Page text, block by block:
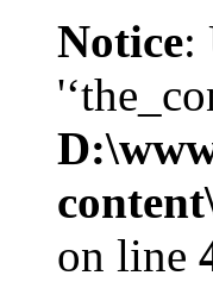
Notice:
on line